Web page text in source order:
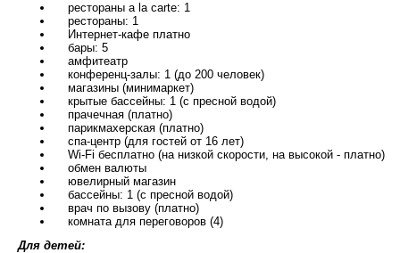
рестораны a la carte: 1
рестораны: 1
Интернет-кафе платно
бары: 5
амфитеатр
конференц-залы: 1 (до 200 человек)
магазины (минимаркет)
крытые бассейны: 1 (с пресной водой)
прачечная (платно)
парикмахерская (платно)
спа-центр (для гостей от 16 лет)
Wi-Fi бесплатно (на низкой скорости, на высокой - платно)
обмен валюты
ювелирный магазин
бассейны: 1 (с пресной водой)
врач по вызову (платно)
комната для переговоров (4)
Для детей: